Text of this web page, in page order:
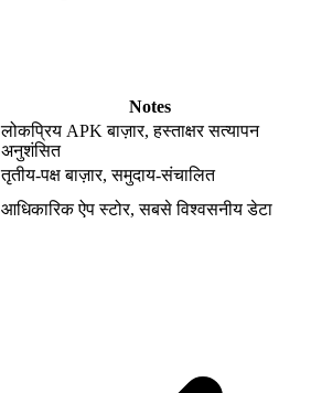
Notes
लोकप्रिय APK बाज़ार, हस्ताक्षर सत्यापन
अनुशंसित
तृतीय-पक्ष बाज़ार, समुदाय-संचालित
आधिकारिक ऐप स्टोर, सबसे विश्वसनीय डेटा